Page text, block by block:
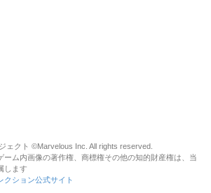
ェクト ©Marvelous Inc. All rights reserved.
ム内画像の著作権、商標権その他の知的財産権は、当
します
ション公式サイト